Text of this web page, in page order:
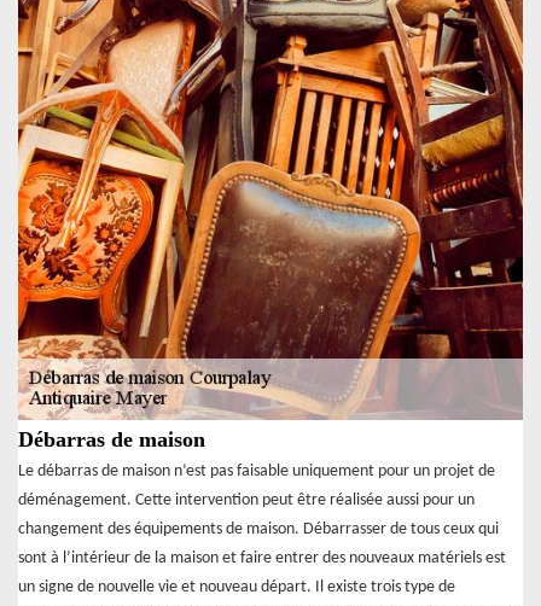
Débarras de maison
Le débarras de maison n’est pas faisable uniquement pour un projet de
déménagement. Cette intervention peut être réalisée aussi pour un
changement des équipements de maison. Débarrasser de tous ceux qui
sont à l’intérieur de la maison et faire entrer des nouveaux matériels est
un signe de nouvelle vie et nouveau départ. Il existe trois type de